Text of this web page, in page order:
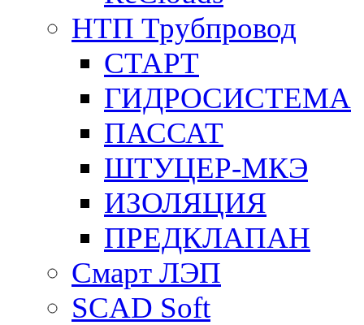
НТП Трубпровод
СТАРТ
ГИДРОСИСТЕМА
ПАССАТ
ШТУЦЕР-МКЭ
ИЗОЛЯЦИЯ
ПРЕДКЛАПАН
Смарт ЛЭП
SCAD Soft